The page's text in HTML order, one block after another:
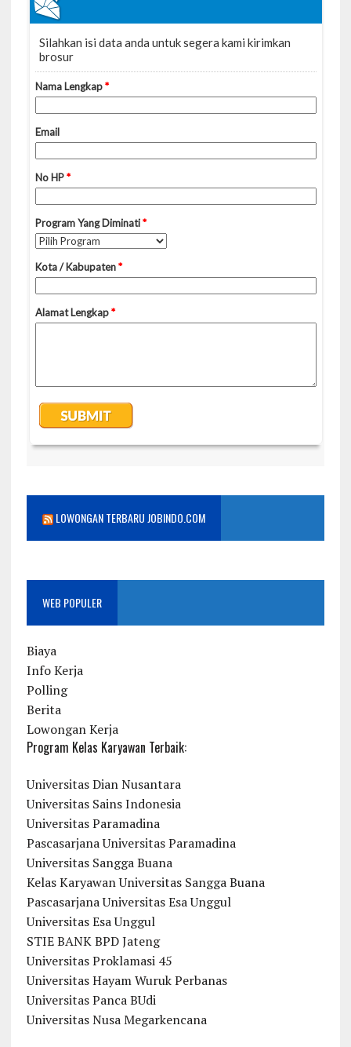
LOWONGAN TERBARU JOBINDO.COM
WEB POPULER
Biaya
Info Kerja
Polling
Berita
Lowongan Kerja
Program Kelas Karyawan Terbaik:
Universitas Dian Nusantara
Universitas Sains Indonesia
Universitas Paramadina
Pascasarjana Universitas Paramadina
Universitas Sangga Buana
Kelas Karyawan Universitas Sangga Buana
Pascasarjana Universitas Esa Unggul
Universitas Esa Unggul
STIE BANK BPD Jateng
Universitas Proklamasi 45
Universitas Hayam Wuruk Perbanas
Universitas Panca BUdi
Universitas Nusa Megarkencana